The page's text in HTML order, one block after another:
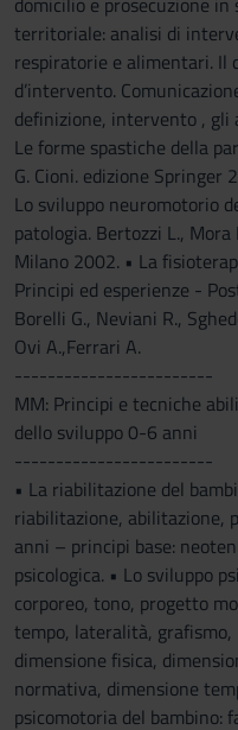
territoriale: analisi di
respiratorie e alimentari. Il
d’intervento.
definizione, intervento , gli
Le forme spastiche della
G. Cioni. edizione Springer
Lo sviluppo neuromotorio
patologia. Bertozzi L.,
Milano 2002. • La
Principi ed esperienze -
Borelli G., Neviani R.,
Ovi A.,Ferrari A.
------------------------
MM: Principi e tecniche
dello sviluppo 0-6 anni
------------------------
• La riabilitazione del
riabilitazione, abilitazione,
anni – principi base:
psicologica. • Lo sviluppo
corporeo, tono, progetto
tempo, lateralità,
dimensione fisica,
normativa, dimensione
psicomotoria del bambino: